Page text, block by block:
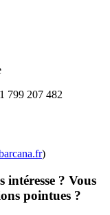
799 207 482
)
intéresse ? Vous
pointues ?